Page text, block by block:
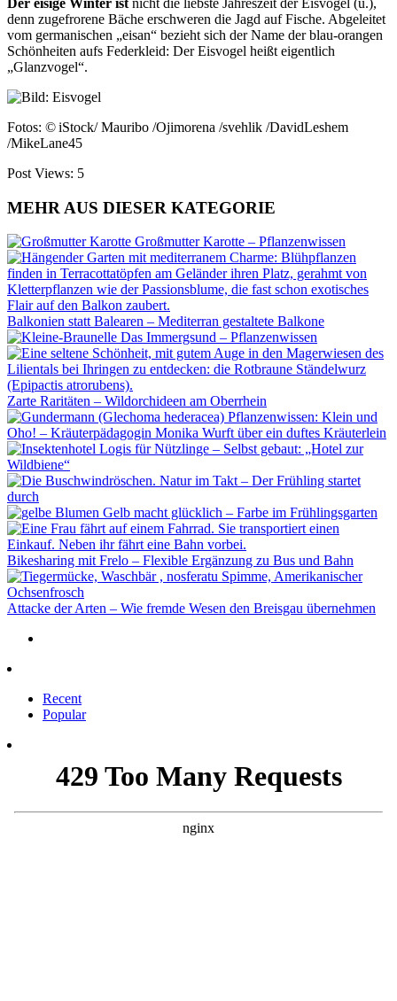
denn zugefrorene Bäche erschweren die Jagd auf Fische. Abgeleitet
vom germanischen „eisan“ bezieht sich der Name der blau-orangen
Schönheiten aufs Federkleid: Der Eisvogel heißt eigentlich
„Glanzvogel“.
Fotos: © iStock/ Mauribo /Ojimorena /svehlik /DavidLeshem
/MikeLane45
Post Views: 5
MEHR AUS DIESER KATEGORIE
Großmutter Karotte – Pflanzenwissen
Balkonien statt Balearen – Mediterran gestaltete Balkone
Das Immer­gsund – Pflanzenwissen
Zarte Raritäten – Wildorchideen am Oberrhein
Pflanzenwissen: Klein und
Oho! – Kräuterpädagogin Monika Wurft über ein duftes Kräuterlein
Logis für Nützlinge – Selbst gebaut: „Hotel zur
Wildbiene“
Natur im Takt – Der Frühling startet
durch
Gelb macht glücklich – Farbe im Frühlingsgarten
Bikesharing mit Frelo – Flexible Ergänzung zu Bus und Bahn
Attacke der Arten – Wie fremde Wesen den Breisgau übernehmen
Recent
Popular